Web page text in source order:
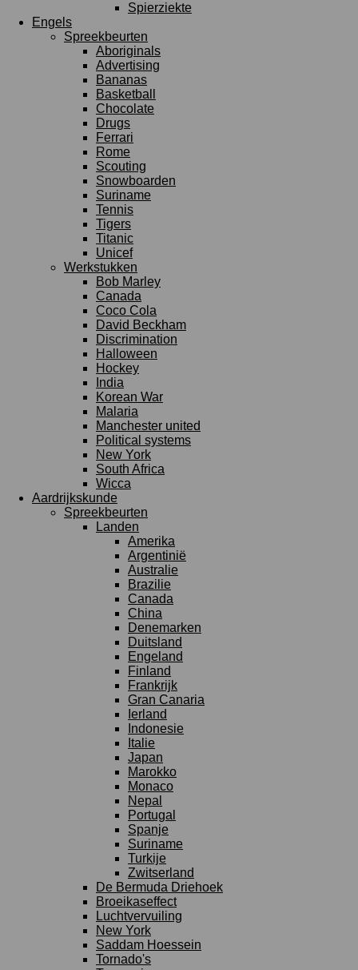
Spierziekte
Engels
Spreekbeurten
Aboriginals
Advertising
Bananas
Basketball
Chocolate
Drugs
Ferrari
Rome
Scouting
Snowboarden
Suriname
Tennis
Tigers
Titanic
Unicef
Werkstukken
Bob Marley
Canada
Coco Cola
David Beckham
Discrimination
Halloween
Hockey
India
Korean War
Malaria
Manchester united
Political systems
New York
South Africa
Wicca
Aardrijkskunde
Spreekbeurten
Landen
Amerika
Argentinië
Australie
Brazilie
Canada
China
Denemarken
Duitsland
Engeland
Finland
Frankrijk
Gran Canaria
Ierland
Indonesie
Italie
Japan
Marokko
Monaco
Nepal
Portugal
Spanje
Suriname
Turkije
Zwitserland
De Bermuda Driehoek
Broeikaseffect
Luchtvervuiling
New York
Saddam Hoessein
Tornado's